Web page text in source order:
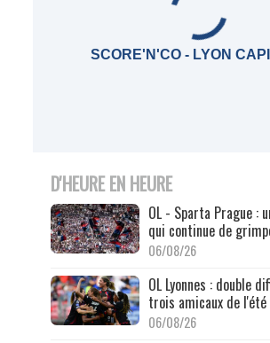
SCORE'N'CO - LYON
D'HEURE EN HEURE
OL - Sparta Prague :
qui continue de
06/08/26
OL Lyonnes : double
trois amicaux de l'été
06/08/26